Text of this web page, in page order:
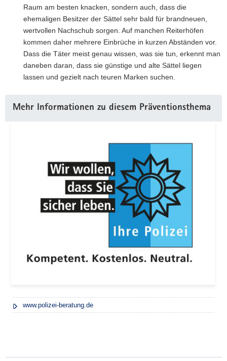
Raum am besten knacken, sondern auch, dass die
ehemaligen Besitzer der Sättel sehr bald für brandneuen,
wertvollen Nachschub sorgen. Auf manchen Reiterhöfen
kommen daher mehrere Einbrüche in kurzen Abständen vor.
Dass die Täter meist genau wissen, was sie tun, erkennt man
daneben daran, dass sie günstige und alte Sättel liegen
lassen und gezielt nach teuren Marken suchen.
Mehr Informationen zu diesem Präventionsthema
www.polizei-beratung.de